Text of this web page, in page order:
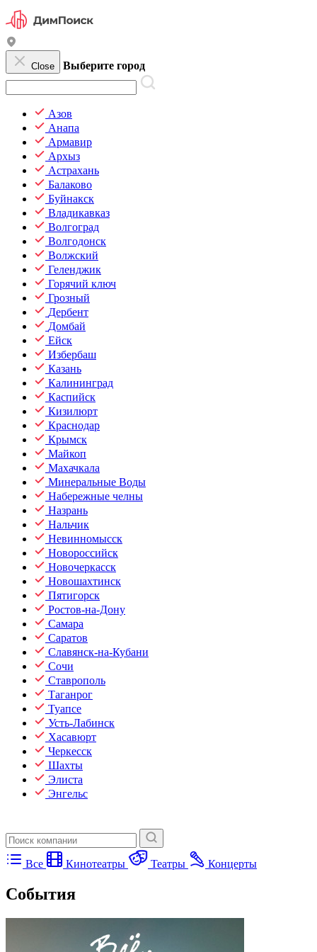
Close Выберите город
Азов
Анапа
Армавир
Архыз
Астрахань
Балаково
Буйнакск
Владикавказ
Волгоград
Волгодонск
Волжский
Геленджик
Горячий ключ
Грозный
Дербент
Домбай
Ейск
Избербаш
Казань
Калининград
Каспийск
Кизилюрт
Краснодар
Крымск
Майкоп
Махачкала
Минеральные Воды
Набережные челны
Назрань
Нальчик
Невинномысск
Новороссийск
Новочеркасск
Новошахтинск
Пятигорск
Ростов-на-Дону
Самара
Саратов
Славянск-на-Кубани
Сочи
Ставрополь
Таганрог
Туапсе
Усть-Лабинск
Хасавюрт
Черкесск
Шахты
Элиста
Энгельс
Все Кинотеатры Театры Концерты
События